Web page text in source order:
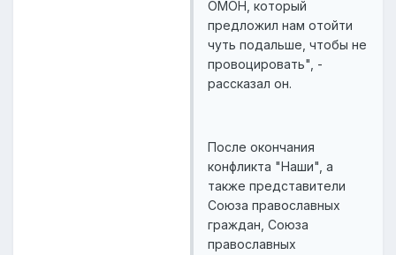
ОМОН, который
предложил нам отойти
чуть подальше, чтобы не
провоцировать", -
рассказал он.
После окончания
конфликта "Наши", а
также представители
Союза православных
граждан, Союза
православных